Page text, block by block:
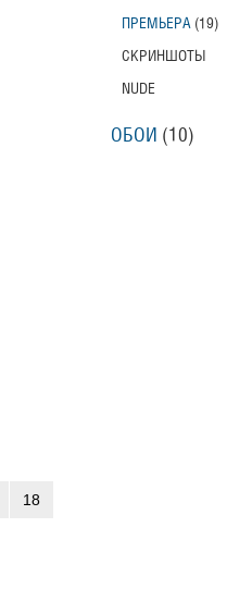
18
ПРЕМЬЕРА (19)
СКРИНШОТЫ
NUDE
ОБОИ (10)